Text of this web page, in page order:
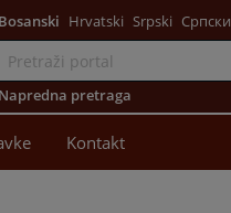
Bosanski Hrvatski Srpski Српски
Napredna pretraga
Kontakt